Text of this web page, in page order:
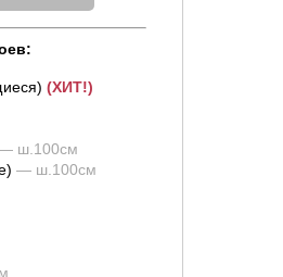
(ХИТ!)
ш.100см
— ш.100см